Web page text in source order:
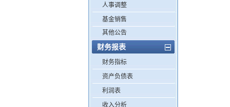
人事调整
基金销售
其他公告
财务报表
财务指标
资产负债表
利润表
收入分析